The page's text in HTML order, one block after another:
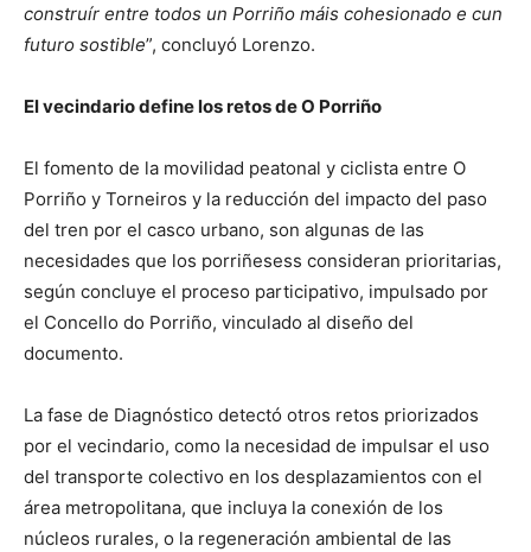
construír entre todos un Porriño máis cohesionado e cun
futuro sostible”, concluyó Lorenzo.
El vecindario define los retos de O Porriño
El fomento de la movilidad peatonal y ciclista entre O
Porriño y Torneiros y la reducción del impacto del paso
del tren por el casco urbano, son algunas de las
necesidades que los porriñesess consideran prioritarias,
según concluye el proceso participativo, impulsado por
el Concello do Porriño, vinculado al diseño del
documento.
La fase de Diagnóstico detectó otros retos priorizados
por el vecindario, como la necesidad de impulsar el uso
del transporte colectivo en los desplazamientos con el
área metropolitana, que incluya la conexión de los
núcleos rurales, o la regeneración ambiental de las